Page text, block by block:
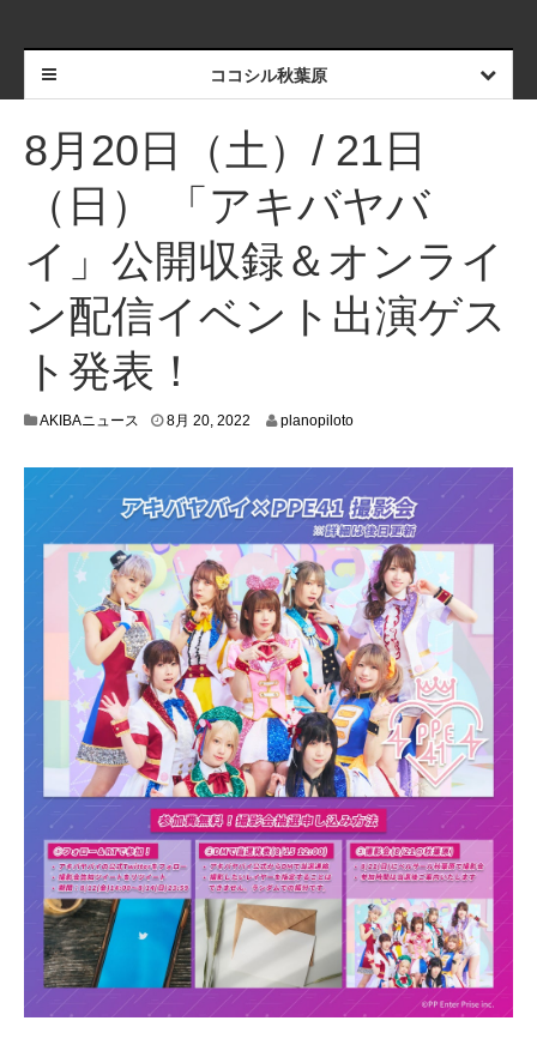
ココシル秋葉原
8月20日（土）/ 21日
（日） 「アキバヤバ
イ」公開収録＆オンライ
ン配信イベント出演ゲス
ト発表！
AKIBAニュース 8月 20, 2022
,
2
0
2
planopiloto